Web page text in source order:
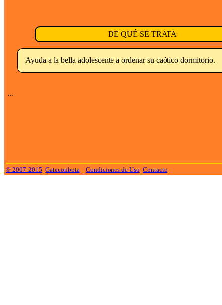
DE QUÉ SE TRATA
Ayuda a la bella adolescente a ordenar su caótico dormitorio.
...
© 2007-2015 Gatoconbota Condiciones de Uso Contacto